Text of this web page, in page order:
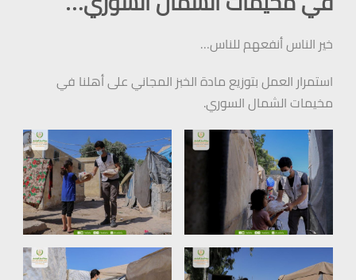
خير الناس أنفعهم للناس…
استمرار العمل بتوزيع مادة الخبز المجاني على أهلنا في
مخيمات الشمال السوري.